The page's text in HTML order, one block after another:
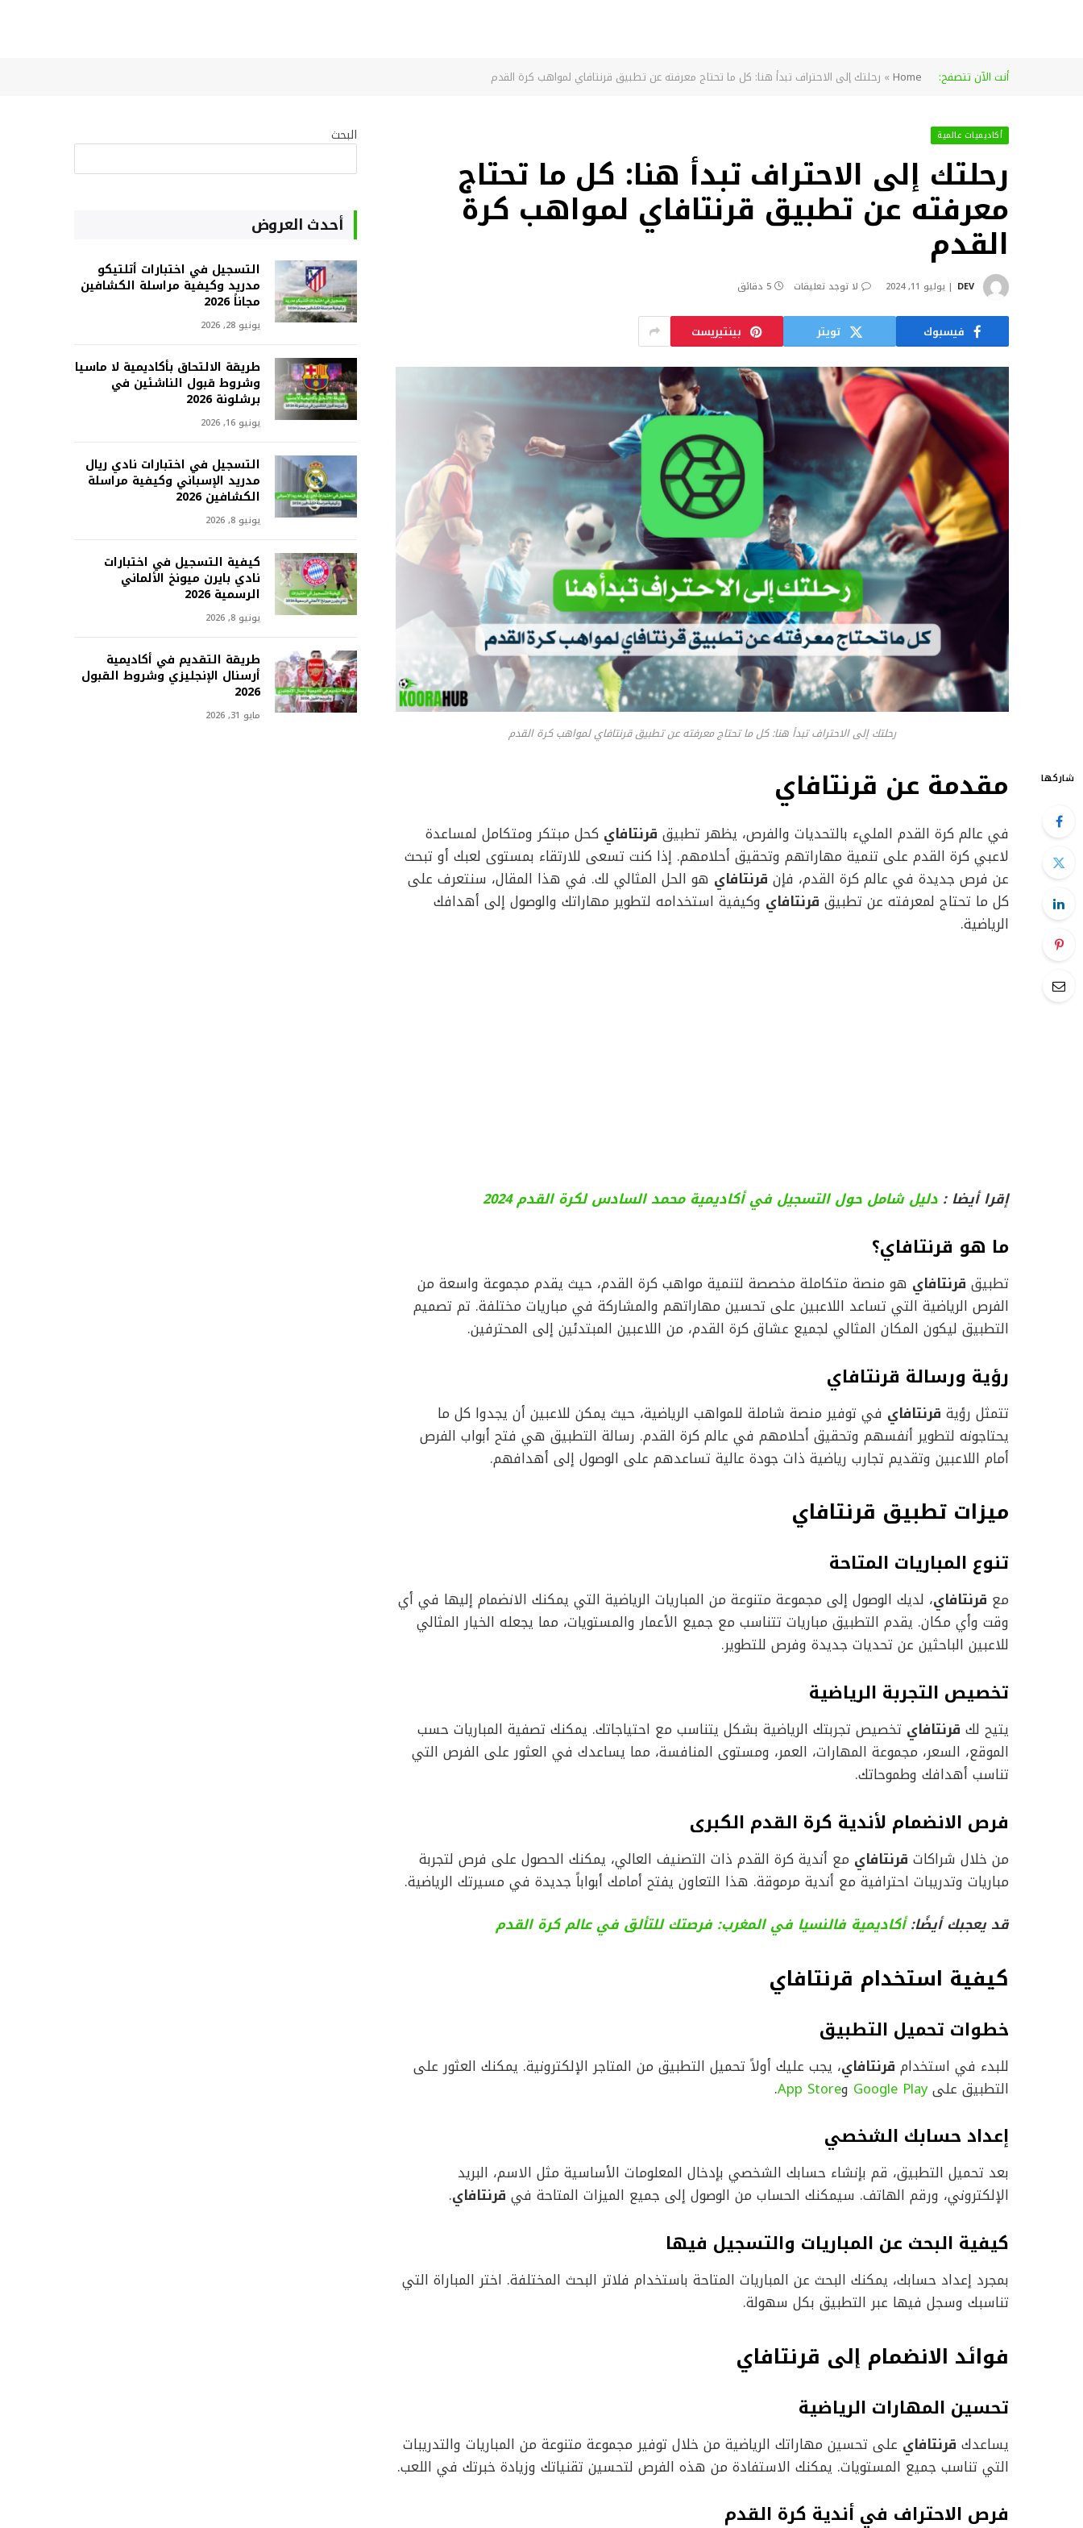
أنت الآن تتصفح: Home
» رحلتك إلى الاحتراف تبدأ هنا: كل ما تحتاج معرفته عن تطبيق قرنتافاي لمواهب كرة القدم
أكاديميات عالمية
رحلتك إلى الاحتراف تبدأ هنا: كل ما تحتاج
معرفته عن تطبيق قرنتافاي لمواهب كرة
القدم
DEV يوليو 11, 2024 لا توجد تعليقات 5 دقائق
فيسبوك تويتر بينتيريست
رحلتك إلى الاحتراف تبدأ هنا: كل ما تحتاج معرفته عن تطبيق قرنتافاي لمواهب كرة القدم
شاركها مقدمة عن قرنتافاي
في عالم كرة القدم المليء بالتحديات والفرص، يظهر تطبيق قرنتافاي كحل مبتكر ومتكامل لمساعدة
لاعبي كرة القدم على تنمية مهاراتهم وتحقيق أحلامهم. إذا كنت تسعى للارتقاء بمستوى لعبك أو تبحث
عن فرص جديدة في عالم كرة القدم، فإن قرنتافاي هو الحل المثالي لك. في هذا المقال، سنتعرف على
كل ما تحتاج لمعرفته عن تطبيق قرنتافاي وكيفية استخدامه لتطوير مهاراتك والوصول إلى أهدافك
الرياضية.
إقرا أيضا : دليل شامل حول التسجيل في أكاديمية محمد السادس لكرة القدم 2024
ما هو قرنتافاي؟
تطبيق قرنتافاي هو منصة متكاملة مخصصة لتنمية مواهب كرة القدم، حيث يقدم مجموعة واسعة من
الفرص الرياضية التي تساعد اللاعبين على تحسين مهاراتهم والمشاركة في مباريات مختلفة. تم تصميم
التطبيق ليكون المكان المثالي لجميع عشاق كرة القدم، من اللاعبين المبتدئين إلى المحترفين.
رؤية ورسالة قرنتافاي
تتمثل رؤية قرنتافاي في توفير منصة شاملة للمواهب الرياضية، حيث يمكن للاعبين أن يجدوا كل ما
يحتاجونه لتطوير أنفسهم وتحقيق أحلامهم في عالم كرة القدم. رسالة التطبيق هي فتح أبواب الفرص
أمام اللاعبين وتقديم تجارب رياضية ذات جودة عالية تساعدهم على الوصول إلى أهدافهم.
ميزات تطبيق قرنتافاي
تنوع المباريات المتاحة
مع قرنتافاي، لديك الوصول إلى مجموعة متنوعة من المباريات الرياضية التي يمكنك الانضمام إليها في أي
وقت وأي مكان. يقدم التطبيق مباريات تتناسب مع جميع الأعمار والمستويات، مما يجعله الخيار المثالي
للاعبين الباحثين عن تحديات جديدة وفرص للتطوير.
تخصيص التجربة الرياضية
يتيح لك قرنتافاي تخصيص تجربتك الرياضية بشكل يتناسب مع احتياجاتك. يمكنك تصفية المباريات حسب
الموقع، السعر، مجموعة المهارات، العمر، ومستوى المنافسة، مما يساعدك في العثور على الفرص التي
تناسب أهدافك وطموحاتك.
فرص الانضمام لأندية كرة القدم الكبرى
من خلال شراكات قرنتافاي مع أندية كرة القدم ذات التصنيف العالي، يمكنك الحصول على فرص لتجربة
مباريات وتدريبات احترافية مع أندية مرموقة. هذا التعاون يفتح أمامك أبواباً جديدة في مسيرتك الرياضية.
قد يعجبك أيضًا:أكاديمية فالنسيا في المغرب: فرصتك للتألق في عالم كرة القدم
كيفية استخدام قرنتافاي
خطوات تحميل التطبيق
للبدء في استخدام قرنتافاي، يجب عليك أولاً تحميل التطبيق من المتاجر الإلكترونية. يمكنك العثور على
التطبيق علىGoogle Play وApp Store
.
إعداد حسابك الشخصي
بعد تحميل التطبيق، قم بإنشاء حسابك الشخصي بإدخال المعلومات الأساسية مثل الاسم، البريد
الإلكتروني، ورقم الهاتف. سيمكنك الحساب من الوصول إلى جميع الميزات المتاحة في قرنتافاي.
كيفية البحث عن المباريات والتسجيل فيها
بمجرد إعداد حسابك، يمكنك البحث عن المباريات المتاحة باستخدام فلاتر البحث المختلفة. اختر المباراة التي
تناسبك وسجل فيها عبر التطبيق بكل سهولة.
فوائد الانضمام إلى قرنتافاي
تحسين المهارات الرياضية
يساعدك قرنتافاي على تحسين مهاراتك الرياضية من خلال توفير مجموعة متنوعة من المباريات والتدريبات
التي تناسب جميع المستويات. يمكنك الاستفادة من هذه الفرص لتحسين تقنياتك وزيادة خبرتك في اللعب.
فرص الاحتراف في أندية كرة القدم
البحث
أحدث العروض
التسجيل في اختبارات أتلتيكو
مدريد وكيفية مراسلة الكشافين
مجاناً 2026
يونيو 28, 2026
طريقة الالتحاق بأكاديمية لا ماسيا
وشروط قبول الناشئين في
برشلونة 2026
يونيو 16, 2026
التسجيل في اختبارات نادي ريال
مدريد الإسباني وكيفية مراسلة
الكشافين 2026
يونيو 8, 2026
كيفية التسجيل في اختبارات
نادي بايرن ميونخ الألماني
الرسمية 2026
يونيو 8, 2026
طريقة التقديم في أكاديمية
أرسنال الإنجليزي وشروط القبول
2026
مايو 31, 2026